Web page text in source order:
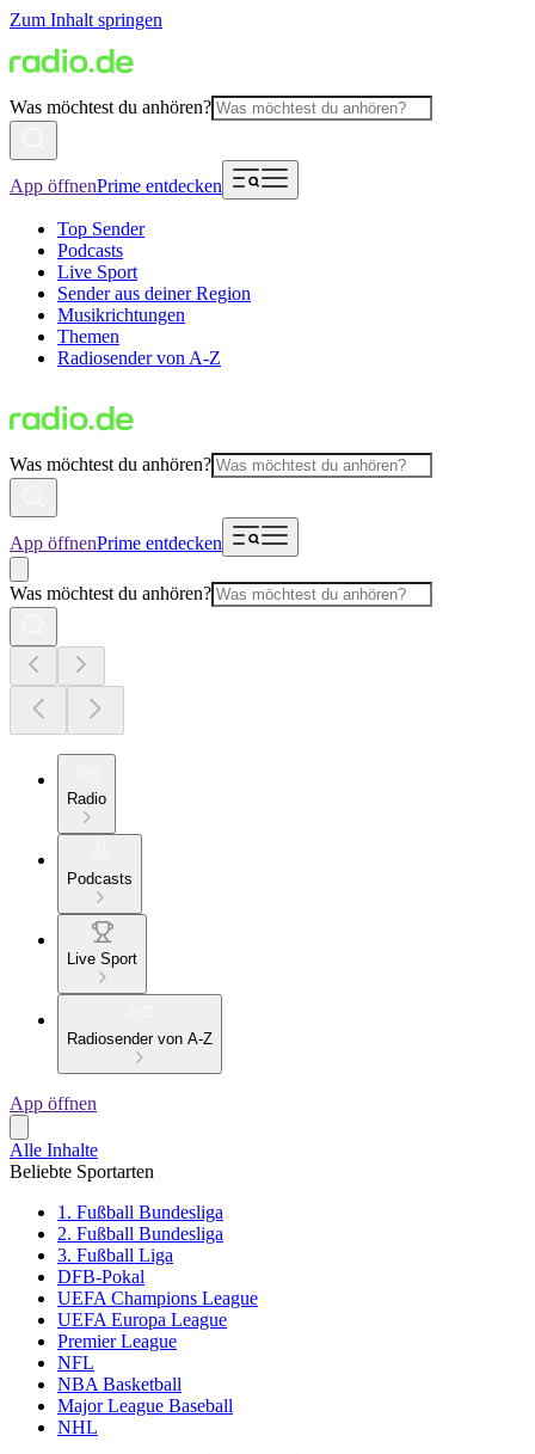
Zum Inhalt springen
Was möchtest du anhören?
App öffnenPrime entdecken
Top Sender
Podcasts
Live Sport
Sender aus deiner Region
Musikrichtungen
Themen
Radiosender von A-Z
Was möchtest du anhören?
App öffnenPrime entdecken
Was möchtest du anhören?
Radio
Podcasts
Live Sport
Radiosender von A-Z
App öffnen
Alle Inhalte
Beliebte Sportarten
1. Fußball Bundesliga
2. Fußball Bundesliga
3. Fußball Liga
DFB-Pokal
UEFA Champions League
UEFA Europa League
Premier League
NFL
NBA Basketball
Major League Baseball
NHL